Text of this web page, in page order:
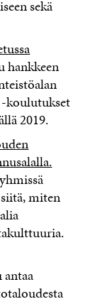
sekä
hankkeen
koulutukset
2019.
miten
antaa